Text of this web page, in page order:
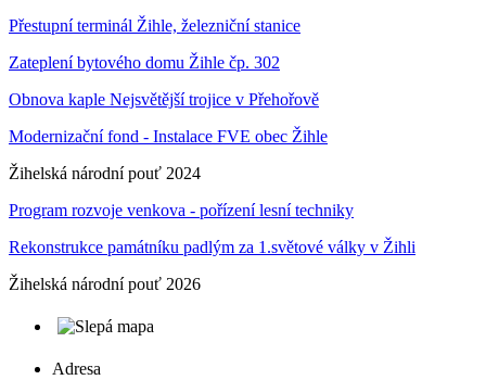
Přestupní terminál Žihle, železniční stanice
Zateplení bytového domu Žihle čp. 302
Obnova kaple Nejsvětější trojice v Přehořově
Modernizační fond - Instalace FVE obec Žihle
Žihelská národní pouť 2024
Program rozvoje venkova - pořízení lesní techniky
Rekonstrukce památníku padlým za 1.světové války v Žihli
Žihelská národní pouť 2026
Adresa